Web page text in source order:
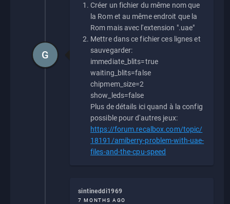
Créer un fichier du même nom que
la Rom et au même endroit que la
Rom mais avec l'extension ".uae"
Mettre dans ce fichier ces lignes et
sauvegarder:
immediate_blits=true
waiting_blits=false
chipmem_size=2
show_leds=false
Plus de détails ici quand à la config
possible pour d'autres jeux:
https://forum.recalbox.com/topic/
18191/amiberry-problem-with-uae-
files-and-the-cpu-speed
G
sintineddi1969
7 MONTHS AGO